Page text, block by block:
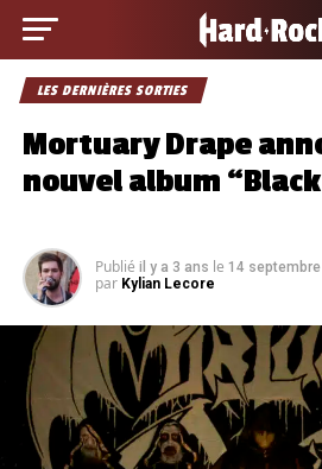
LES DERNIÈRES SORTIES
Mortuary Drape
nouvel album
Publié il y a 3 ans le 14
par Kylian Lecore